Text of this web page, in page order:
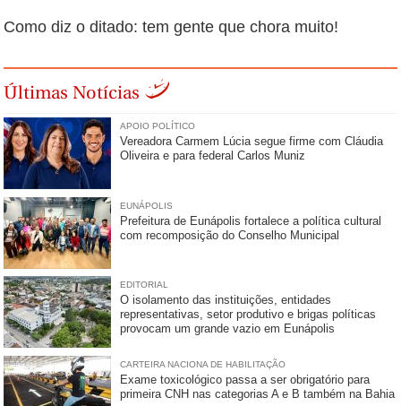
Como diz o ditado: tem gente que chora muito!
Últimas Notícias
APOIO POLÍTICO
Vereadora Carmem Lúcia segue firme com Cláudia
Oliveira e para federal Carlos Muniz
EUNÁPOLIS
Prefeitura de Eunápolis fortalece a política cultural
com recomposição do Conselho Municipal
EDITORIAL
O isolamento das instituições, entidades
representativas, setor produtivo e brigas políticas
provocam um grande vazio em Eunápolis
CARTEIRA NACIONA DE HABILITAÇÃO
Exame toxicológico passa a ser obrigatório para
primeira CNH nas categorias A e B também na Bahia